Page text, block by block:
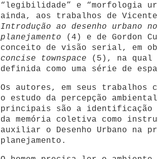
“legibilidade” e “morfologia
ainda, aos trabalhos de
Introdução ao desenho urbano
planejamento (4) e de Gordon
conceito de visão serial, em
concise townspace (5), na qual
definida como uma série de
Os autores, em seus trabalhos
o estudo da percepção
principais são a identificação
da memória coletiva como
auxiliar o Desenho Urbano na
planejamento.